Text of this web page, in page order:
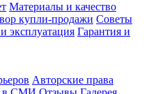
Материалы и качество
купли-продажи Советы
эксплуатация Гарантия и
Авторские права